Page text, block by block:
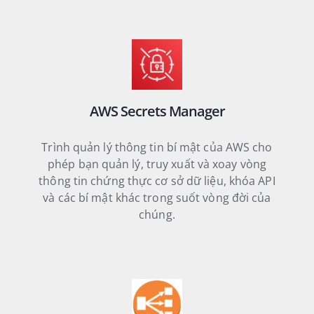
AWS Secrets Manager
Trình quản lý thông tin bí mật của AWS cho
phép bạn quản lý, truy xuất và xoay vòng
thông tin chứng thực cơ sở dữ liệu, khóa API
và các bí mật khác trong suốt vòng đời của
chúng.